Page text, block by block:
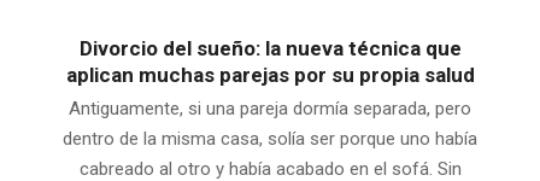
Divorcio del sueño: la nueva técnica que
aplican muchas parejas por su propia salud
Antiguamente, si una pareja dormía separada, pero
dentro de la misma casa, solía ser porque uno había
cabreado al otro y había acabado en el sofá. Sin